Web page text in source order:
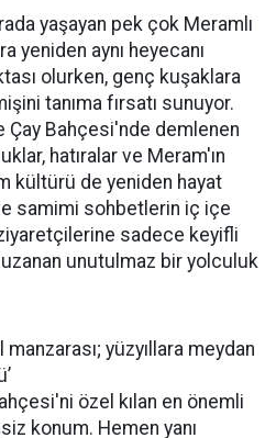
yaşayan pek çok Meramlı
yeniden aynı heyecanı
olurken, genç kuşaklara
tanıma fırsatı sunuyor.
Çay Bahçesi'nde demlenen
hatıralar ve Meram'ın
kültürü de yeniden hayat
samimi sohbetlerin iç içe
sadece keyifli
unutulmaz bir yolculuk
yüzyıllara meydan
özel kılan en önemli
konum. Hemen yanı